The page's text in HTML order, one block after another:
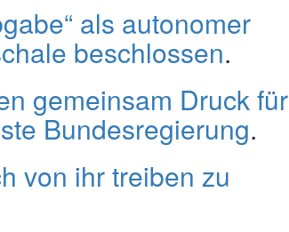
als autonomer
beschlossen.
gemeinsam Druck für
Bundesregierung.
von ihr treiben zu